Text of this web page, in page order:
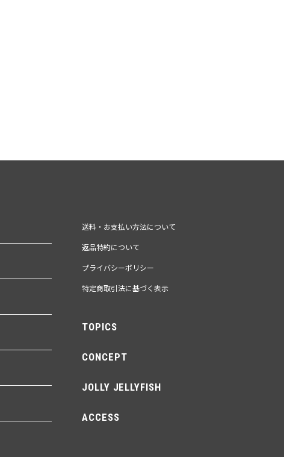
送料・お支払い方法について
返品特約について
プライバシーポリシー
特定商取引法に基づく表示
TOPICS
CONCEPT
JOLLY JELLYFISH
ACCESS